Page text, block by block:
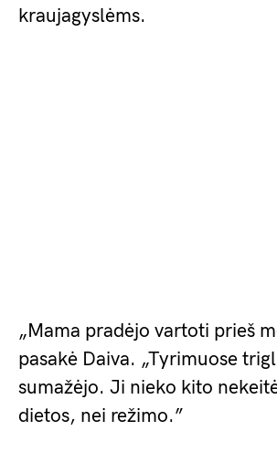
kraujagyslėms.
„Mama pradėjo vartoti prieš
pasakė Daiva. „Tyrimuose
sumažėjo. Ji nieko kito
dietos, nei režimo.”